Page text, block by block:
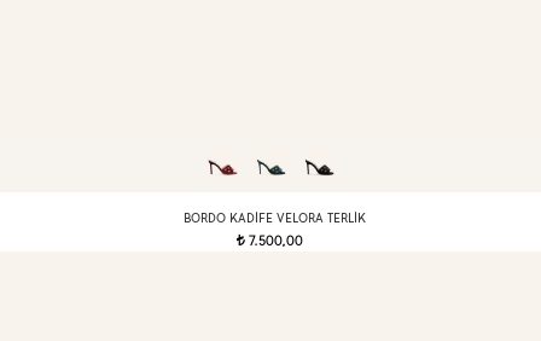
BORDO KADIFE VELORA TERLIK
t7.500,00